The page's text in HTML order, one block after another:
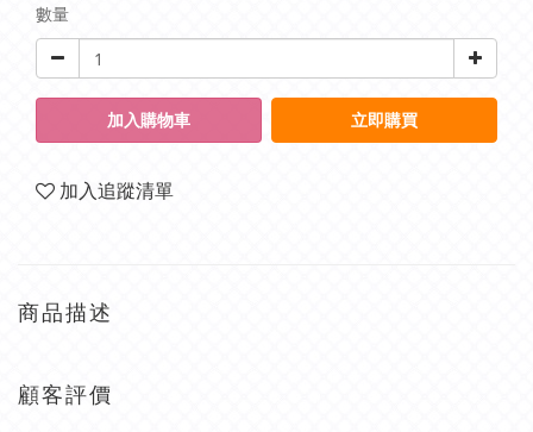
數量
加入購物車 立即購買
加入追蹤清單
商品描述
顧客評價